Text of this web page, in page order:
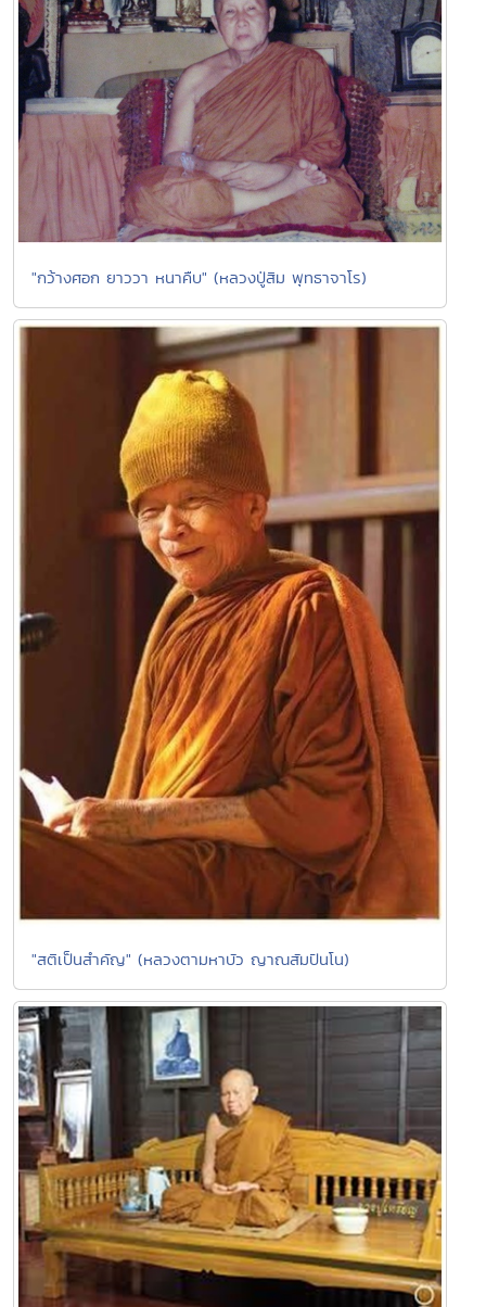
"กว้างศอก ยาววา หนาคืบ" (หลวงปู่สิม พุทธาจาโร)
"สติเป็นสำคัญ" (หลวงตามหาบัว ญาณสัมปันโน)